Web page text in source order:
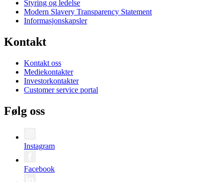
Styring og ledelse
Modern Slavery Transparency Statement
Informasjonskapsler
Kontakt
Kontakt oss
Mediekontakter
Investorkontakter
Customer service portal
Følg oss
Instagram
Facebook